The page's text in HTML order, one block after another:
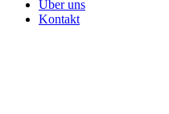
Über uns
Kontakt